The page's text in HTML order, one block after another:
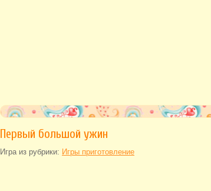
Первый большой ужин
Игра из рубрики: Игры приготовление